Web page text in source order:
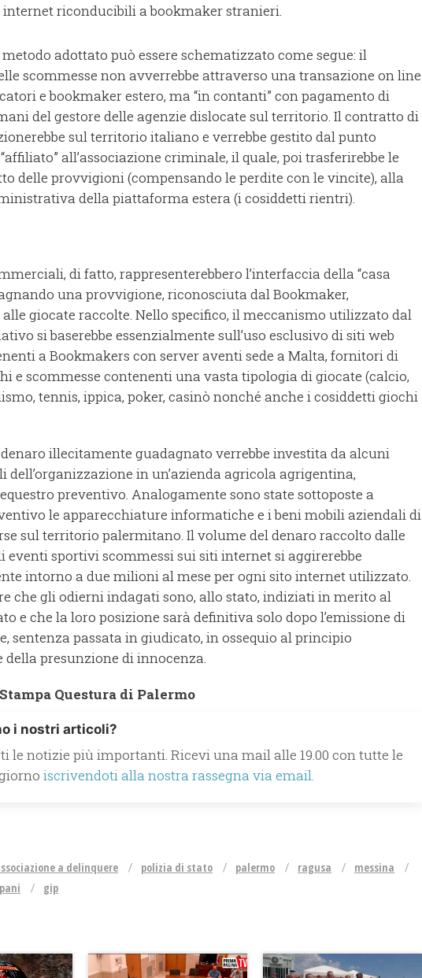
riconducibili a bookmaker stranieri.
adottato può essere schematizzato come segue: il
scommesse non avverrebbe attraverso una transazione on line
e bookmaker estero, ma “in contanti” con pagamento di
del gestore delle agenzie dislocate sul territorio. Il contratto di
sul territorio italiano e verrebbe gestito dal punto
all’associazione criminale, il quale, poi trasferirebbe le
delle provvigioni (compensando le perdite con le vincite), alla
della piattaforma estera (i cosiddetti rientri).
di fatto, rappresenterebbero l’interfaccia della “casa
una provvigione, riconosciuta dal Bookmaker,
giocate raccolte. Nello specifico, il meccanismo utilizzato dal
si baserebbe essenzialmente sull’uso esclusivo di siti web
a Bookmakers con server aventi sede a Malta, fornitori di
e scommesse contenenti una vasta tipologia di giocate (calcio,
tennis, ippica, poker, casinò nonché anche i cosiddetti giochi
illecitamente guadagnato verrebbe investita da alcuni
dell’organizzazione in un’azienda agricola agrigentina,
preventivo. Analogamente sono state sottoposte a
le apparecchiature informatiche e i beni mobili aziendali di
sul territorio palermitano. Il volume del denaro raccolto dalle
eventi sportivi scommessi sui siti internet si aggirerebbe
intorno a due milioni al mese per ogni sito internet utilizzato.
che gli odierni indagati sono, allo stato, indiziati in merito al
e che la loro posizione sarà definitiva solo dopo l’emissione di
sentenza passata in giudicato, in ossequio al principio
presunzione di innocenza.
Questura di Palermo
i nostri articoli?
le notizie più importanti. Ricevi una mail alle 19.00 con tutte le
iscrivendoti alla nostra rassegna via email.
a delinquere polizia di stato palermo ragusa
messina
gip